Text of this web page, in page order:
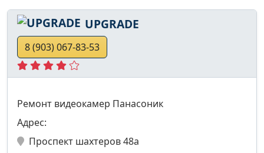
UPGRADE
8 (903) 067-83-53
Ремонт видеокамер Панасоник
Адрес:
Проспект шахтеров 48а